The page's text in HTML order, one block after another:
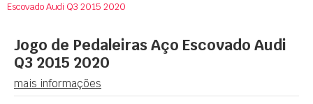
Escovado Audi Q3 2015 2020
Jogo de Pedaleiras Aço Escovado Audi
Q3 2015 2020
mais informações